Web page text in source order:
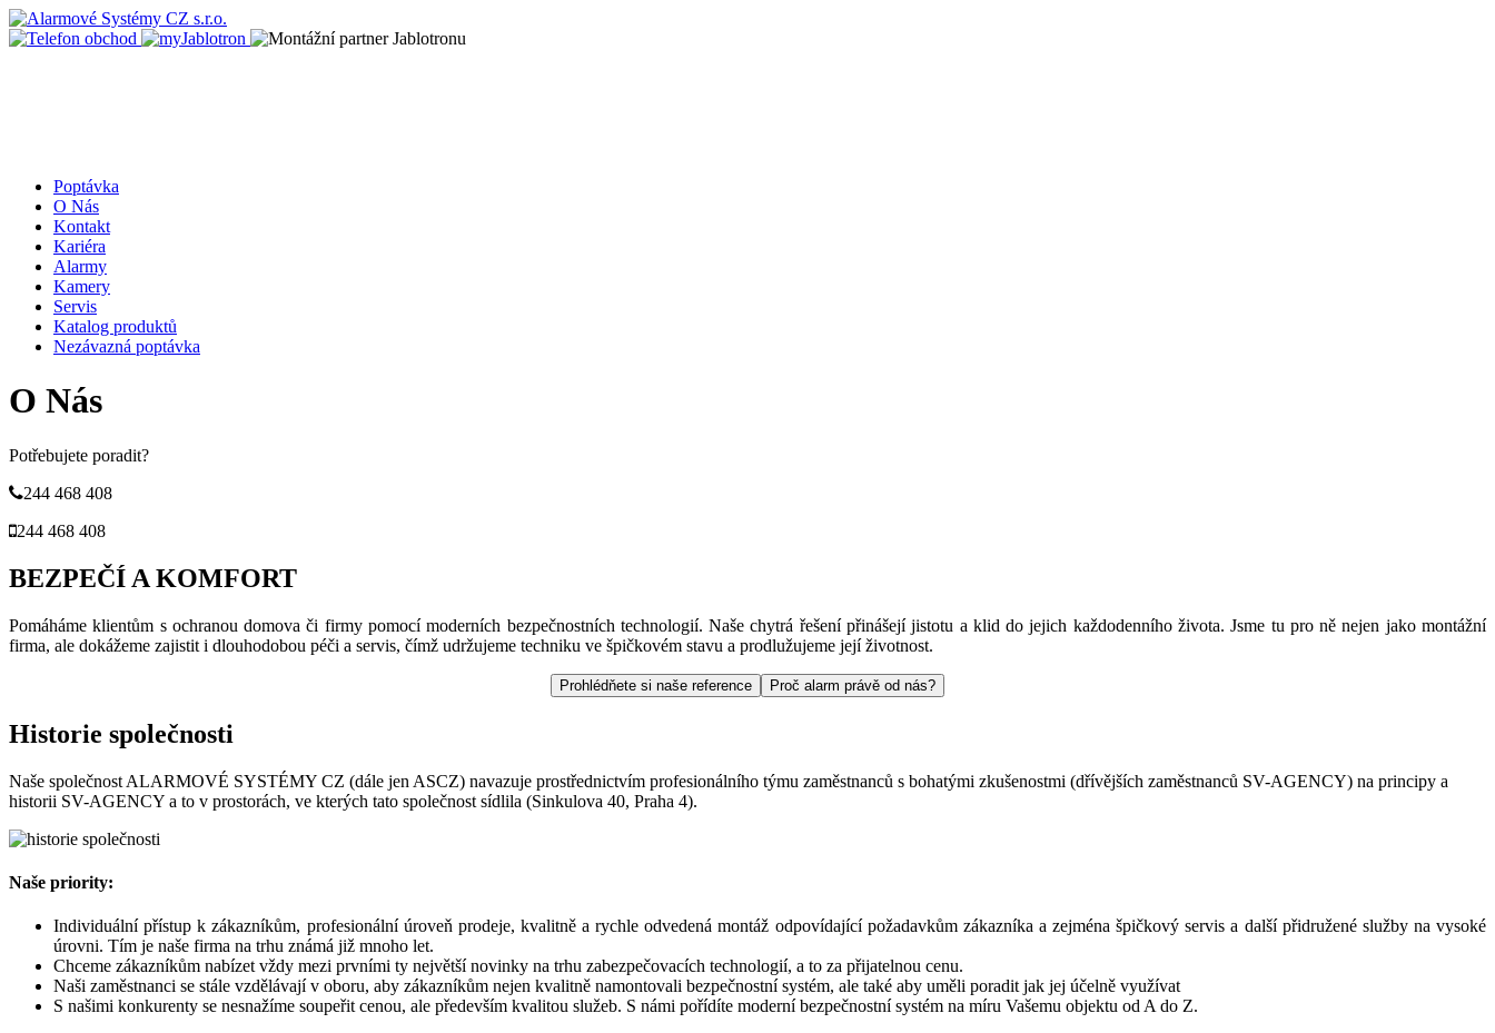
Poptávka
O Nás
Kontakt
Kariéra
Alarmy
Kamery
Servis
Katalog produktů
Nezávazná poptávka
O Nás
Potřebujete poradit?
244 468 408
244 468 408
BEZPEČÍ A KOMFORT
Pomáháme klientům s ochranou domova či firmy pomocí moderních bezpečnostních technologií. Naše chytrá řešení přinášejí jistotu a klid do jejich každodenního života. Jsme tu pro ně nejen jako montážní
firma, ale dokážeme zajistit i dlouhodobou péči a servis, čímž udržujeme techniku ve špičkovém stavu a prodlužujeme její životnost.
Prohlédňete si naše reference Proč alarm právě od nás?
Historie společnosti
Naše společnost ALARMOVÉ SYSTÉMY CZ (dále jen ASCZ) navazuje prostřednictvím profesionálního týmu zaměstnanců s bohatými zkušenostmi (dřívějších zaměstnanců SV-AGENCY) na principy a
historii SV-AGENCY a to v prostorách, ve kterých tato společnost sídlila (Sinkulova 40, Praha 4).
Naše priority:
Individuální přístup k zákazníkům, profesionální úroveň prodeje, kvalitně a rychle odvedená montáž odpovídající požadavkům zákazníka a zejména špičkový servis a další přidružené služby na vysoké
úrovni. Tím je naše firma na trhu známá již mnoho let.
Chceme zákazníkům nabízet vždy mezi prvními ty největší novinky na trhu zabezpečovacích technologií, a to za přijatelnou cenu.
Naši zaměstnanci se stále vzdělávají v oboru, aby zákazníkům nejen kvalitně namontovali bezpečnostní systém, ale také aby uměli poradit jak jej účelně využívat
S našimi konkurenty se nesnažíme soupeřit cenou, ale především kvalitou služeb. S námi pořídíte moderní bezpečnostní systém na míru Vašemu objektu od A do Z.